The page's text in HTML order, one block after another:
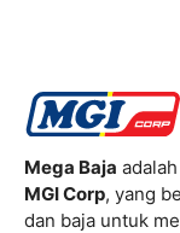
Mega Baja
MGI Corp, yang
dan baja untuk